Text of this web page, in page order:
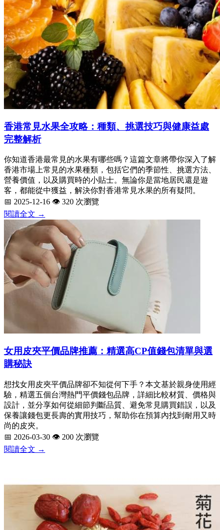
香港常見水果全攻略：種類、挑選技巧與健康益處
完整解析
你知道香港最常見的水果有哪些嗎？這篇文章將帶你深入了解
香港市場上常見的水果種類，包括它們的季節性、挑選方法、
營養價值，以及購買時的小貼士。無論你是當地居民還是遊
客，都能從中獲益，解決你對香港常見水果的所有疑問。
📅 2025-12-16 👁️ 320 次瀏覽
閱讀全文 →
女用皮夾平價品牌推薦：精選高CP值錢包清單與選
購秘訣
想找女用皮夾平價品牌卻不知從何下手？本文基於親身使用經
驗，精選五個台灣熱門平價錢包品牌，詳細比較材質、價格與
設計，並分享如何從細節判斷品質、避免常見購買錯誤，以及
保養讓錢包更長壽的實用技巧，幫助你在預算內找到耐用又時
尚的皮夾。
📅 2026-03-30 👁️ 200 次瀏覽
閱讀全文 →